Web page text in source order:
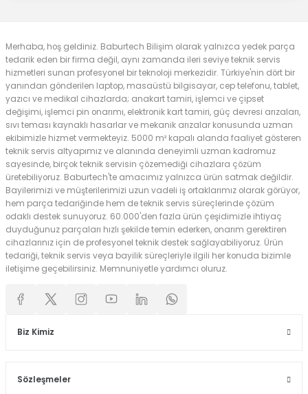
Merhaba, hoş geldiniz. Baburtech Bilişim olarak yalnızca yedek parça
tedarik eden bir firma değil, aynı zamanda ileri seviye teknik servis
hizmetleri sunan profesyonel bir teknoloji merkezidir. Türkiye'nin dört bir
yanından gönderilen laptop, masaüstü bilgisayar, cep telefonu, tablet,
yazıcı ve medikal cihazlarda; anakart tamiri, işlemci ve çipset
değişimi, işlemci pin onarımı, elektronik kart tamiri, güç devresi arızaları,
sıvı teması kaynaklı hasarlar ve mekanik arızalar konusunda uzman
ekibimizle hizmet vermekteyiz. 5000 m² kapalı alanda faaliyet gösteren
teknik servis altyapımız ve alanında deneyimli uzman kadromuz
sayesinde, birçok teknik servisin çözemediği cihazlara çözüm
üretebiliyoruz. Baburtech'te amacımız yalnızca ürün satmak değildir.
Bayilerimizi ve müşterilerimizi uzun vadeli iş ortaklarımız olarak görüyor,
hem parça tedariğinde hem de teknik servis süreçlerinde çözüm
odaklı destek sunuyoruz. 60.000'den fazla ürün çeşidimizle ihtiyaç
duyduğunuz parçaları hızlı şekilde temin ederken, onarım gerektiren
cihazlarınız için de profesyonel teknik destek sağlayabiliyoruz. Ürün
tedariği, teknik servis veya bayilik süreçleriyle ilgili her konuda bizimle
iletişime geçebilirsiniz. Memnuniyetle yardımcı oluruz.
Biz Kimiz
Sözleşmeler